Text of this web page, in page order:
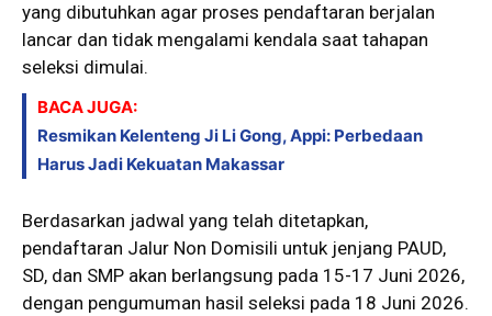
yang dibutuhkan agar proses pendaftaran berjalan
lancar dan tidak mengalami kendala saat tahapan
seleksi dimulai.
BACA JUGA:
Resmikan Kelenteng Ji Li Gong, Appi: Perbedaan
Harus Jadi Kekuatan Makassar
Berdasarkan jadwal yang telah ditetapkan,
pendaftaran Jalur Non Domisili untuk jenjang PAUD,
SD, dan SMP akan berlangsung pada 15-17 Juni 2026,
dengan pengumuman hasil seleksi pada 18 Juni 2026.